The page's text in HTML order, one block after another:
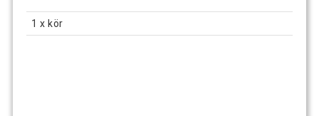
1 x kör